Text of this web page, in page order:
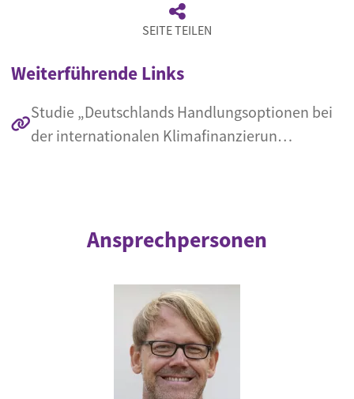
SEITE TEILEN
Weiterführende Links
Studie „Deutschlands Handlungsoptionen bei
der internationalen Klimafinanzierun…
Ansprechpersonen